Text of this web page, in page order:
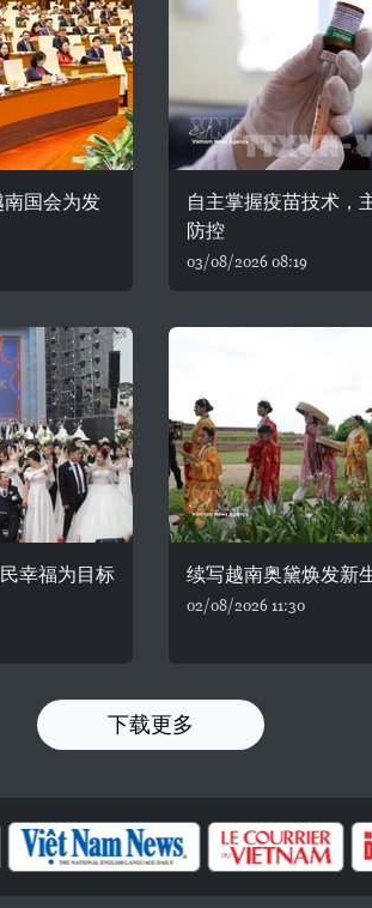
国会为发
自主掌握疫苗技术，
防控
03/08/2026 08:19
幸福为目标 续写越南奥黛焕发新
02/08/2026 11:30
下载更多